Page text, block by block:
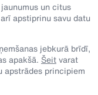
un citus
apstiprinu savu datu
jebkurā brīdī,
apakšā. Šeitvarat
apstrādes principiem